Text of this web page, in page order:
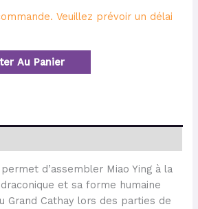
Veuillez prévoir un délai
Au Panier
d’assembler Miao Ying à la
et sa forme humaine
Grand Cathay lors des parties de